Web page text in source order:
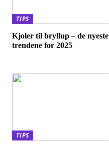
TIPS
Kjoler til bryllup – de nyeste
trendene for 2025
TIPS